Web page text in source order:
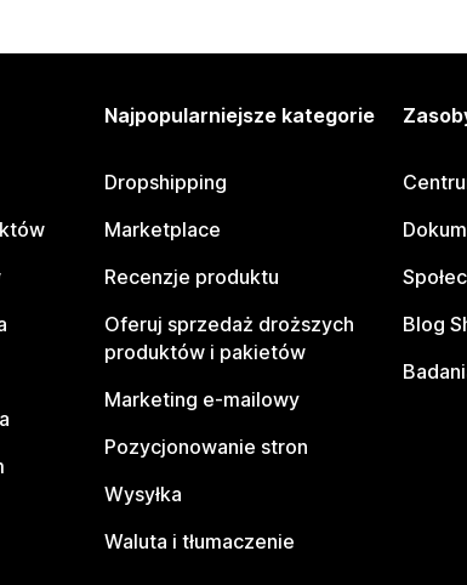
Najpopularniejsze kategorie
Dropshipping
Marketplace
Recenzje produktu
Oferuj sprzedaż droższych
produktów i pakietów
Marketing e-mailowy
Pozycjonowanie stron
Wysyłka
Waluta i tłumaczenie
Blog